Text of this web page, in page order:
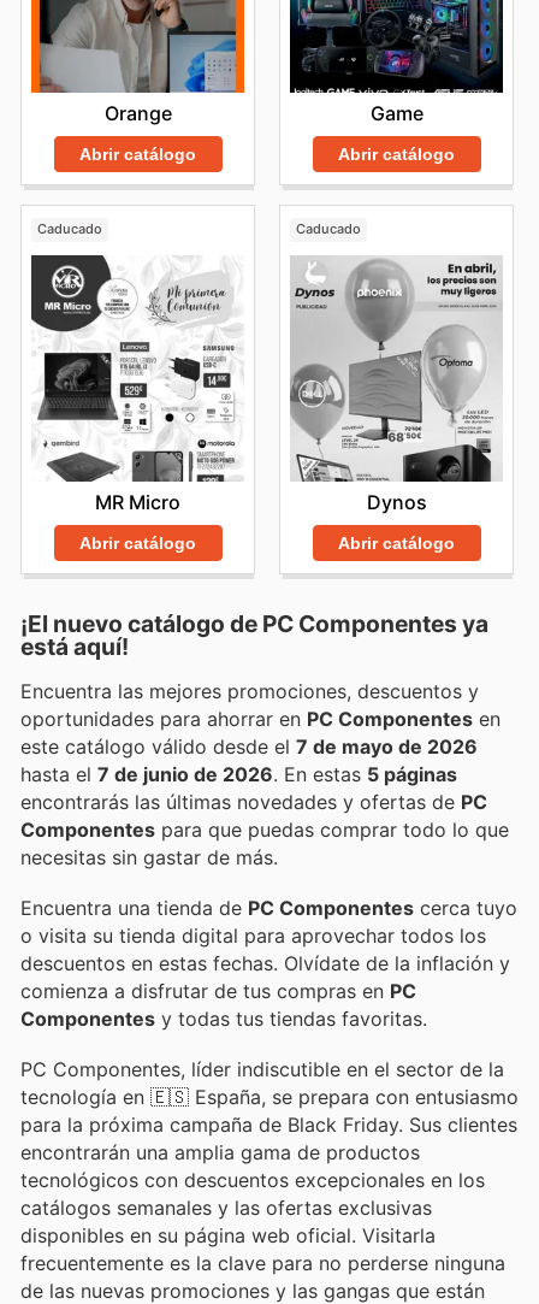
Orange
Abrir catálogo
Game
Abrir catálogo
Caducado
MR Micro
Abrir catálogo
Caducado
Dynos
Abrir catálogo
¡El nuevo catálogo de PC Componentes ya
está aquí!
Encuentra las mejores promociones, descuentos y
oportunidades para ahorrar en PC Componentes en
este catálogo válido desde el 7 de mayo de 2026
hasta el 7 de junio de 2026 . En estas 5 páginas
encontrarás las últimas novedades y ofertas de PC
Componentes para que puedas comprar todo lo que
necesitas sin gastar de más.
Encuentra una tienda de PC Componentes cerca tuyo
o visita su tienda digital para aprovechar todos los
descuentos en estas fechas. Olvídate de la inflación y
comienza a disfrutar de tus compras en PC
Componentes y todas tus tiendas favoritas.
PC Componentes, líder indiscutible en el sector de la
tecnología en 🇪🇸 España, se prepara con entusiasmo
para la próxima campaña de Black Friday. Sus clientes
encontrarán una amplia gama de productos
tecnológicos con descuentos excepcionales en los
catálogos semanales y las ofertas exclusivas
disponibles en su página web oficial. Visitarla
frecuentemente es la clave para no perderse ninguna
de las nuevas promociones y las gangas que están